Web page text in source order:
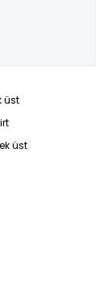
üst
üst